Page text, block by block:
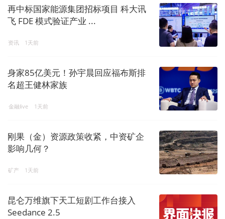
再中标国家能源集团招标项目 科大讯
飞 FDE 模式验证产业 ...
资讯 1天前
身家85亿美元！孙宇晨回应福布斯排
名超王健林家族
金融live 1天前
刚果（金）资源政策收紧，中资矿企
影响几何？
矿产 1天前
昆仑万维旗下天工短剧工作台接入
Seedance 2.5